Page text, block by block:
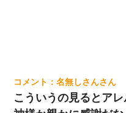
名無しさん
こういうの見るとア